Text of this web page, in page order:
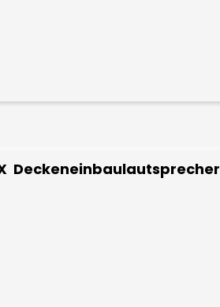
Deckeneinbaulautsprecher